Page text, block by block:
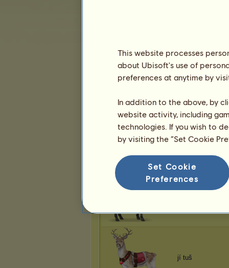
jí tuš
jí tuš
jí tuš
This website processes
about Ubisoft's use of
preferences at anytime by
In addition to the above, by
website activity, including
technologies. If you wish to
by visiting the “Set Cookie
Set Cookie
Preferences